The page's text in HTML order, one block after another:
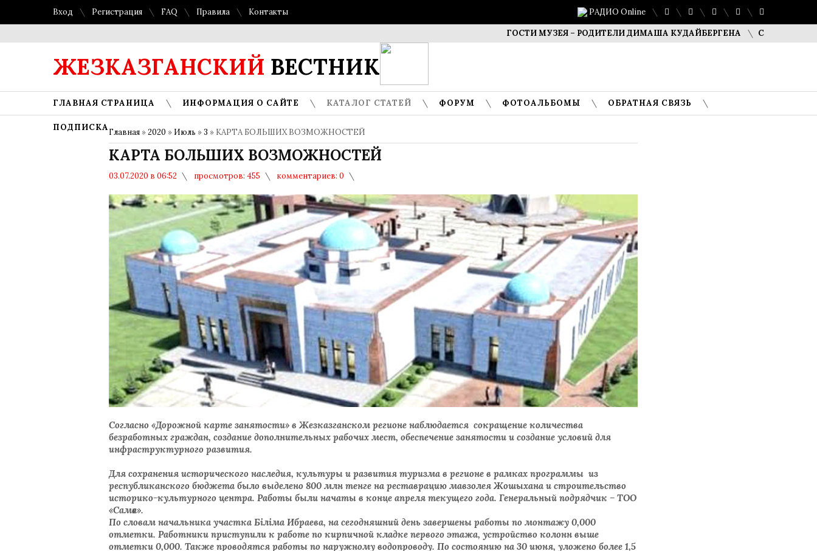
Вход Регистрация FAQ Правила Контакты РАДИО Online
ГОСТИ МУЗЕЯ – РОДИТЕЛИ ДИМАША КУДАЙБЕРГЕНА САФУАН
ЖЕЗКАЗГАНСКИЙ ВЕСТНИК
ГЛАВНАЯ СТРАНИЦА ИНФОРМАЦИЯ О САЙТЕ КАТАЛОГ СТАТЕЙ ФОРУМ ФОТОАЛЬБОМЫ ОБРАТНАЯ СВЯЗЬ
ПОДПИСКАГлавная »2020 » Июль »3 » КАРТА БОЛЬШИХ ВОЗМОЖНОСТЕЙ
КАРТА БОЛЬШИХ ВОЗМОЖНОСТЕЙ
03.07.2020 в 06:52 просмотров: 455 комментариев: 0
Согласно «Дорожной карте занятости» в Жезказганском регионе наблюдается сокращение количества
безработных граждан, создание дополнительных рабочих мест, обеспечение занятости и создание условий для
инфраструктурного развития.
Для сохранения исторического наследия, культуры и развития туризма в регионе в рамках программы из
республиканского бюджета было выделено 800 млн тенге на реставрацию мавзолея Жошыхана и строительство
историко-культурного центра. Работы были начаты в конце апреля текущего года. Генеральный подрядчик – ТОО
«Самға».
По словам начальника участка Біліма Ибраева, на сегодняшний день завершены работы по монтажу 0,000
отметки. Работники приступили к работе по кирпичной кладке первого этажа, устройство колонн выше
отметки 0,000. Также проводятся работы по наружному водопроводу. По состоянию на 30 июня, уложено более 1,5